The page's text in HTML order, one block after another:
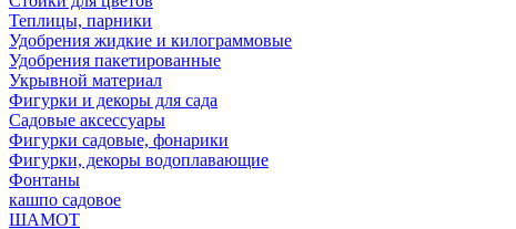
Теплицы, парники
Удобрения жидкие и килограммовые
Удобрения пакетированные
Укрывной материал
Фигурки и декоры для сада
Садовые аксессуары
Фигурки садовые, фонарики
Фигурки, декоры водоплавающие
Фонтаны
кашпо садовое
ШАМОТ